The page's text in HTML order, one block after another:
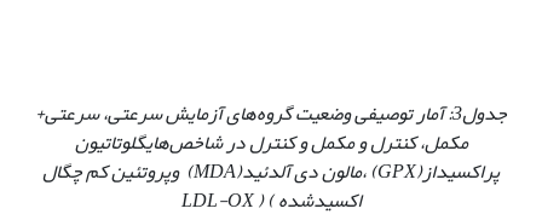
جدول3 : آمار توصیفی وضعیت گروه‌های آزمایش سرعتی، سرعتی+
مکمل، کنترل و مکمل و کنترل درشاخص‌هایگلوتاتیون
پراکسیداز(GPX) ،مالون دی آلدئید(MDA) وپروتئین کم چگال
اکسیدشده)
( LDL-OX